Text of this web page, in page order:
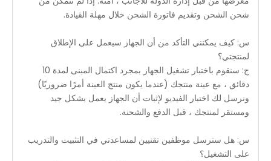
شحن الشحن وتقديم فاتورة الشحن خلال مهلة القيادة.
س: كيف يمكنني التأكد من أن الجهاز سيعمل على الإطلاق
لمنتجتي؟
ج: سنقوم باختبار تشغيل الجهاز بمجرد اكتمال المبنى لمدة 10
دقائق ، مع عينة منتجك (عندما يكون منتج العينة أمرًا ضروريًا)
ونرسل لك اختبار الفيديو لإثبات أن الجهاز يعمل بشكل جيد
ومستقر لمنتجك ، قبل الدفع والشحنة.
س: هل سترسل موظفين تقنيين لمساعدتي في التثبيت والتدريب
على التشغيل؟